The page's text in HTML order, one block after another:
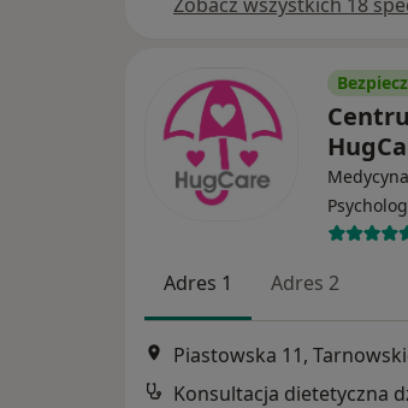
Adres 1 Adres 2
Piastowska 11,
Konsultacja dietetyczna